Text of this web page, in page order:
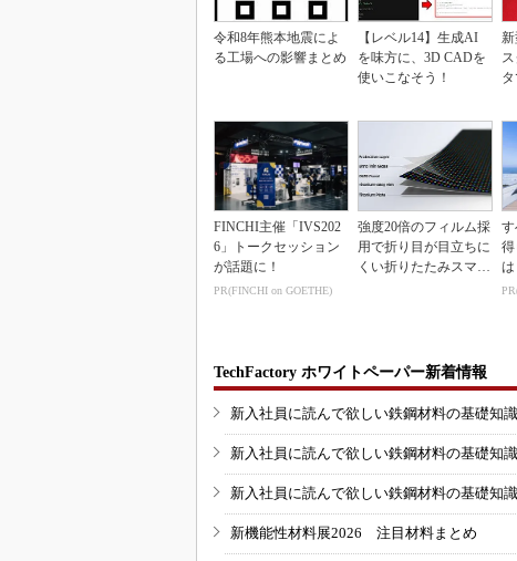
令和8年熊本地震によ
る工場への影響まとめ
【レベル14】生成AI
を味方に、3D CADを
使いこなそう！
新
FINCHI主催「IVS202
6」トークセッション
が話題に！
PR(FINCHI on GOETHE)
強度20倍のフィルム採
用で折り目が目立ちに
くい折りたたみスマホ
す
得
は
TechFactory ホワイトペーパー新着情報
新入社員に読んで欲しい鉄鋼材料の基礎知識
新入社員に読んで欲しい鉄鋼材料の基礎知識
新入社員に読んで欲しい鉄鋼材料の基礎知識
新機能性材料展2026 注目材料まとめ